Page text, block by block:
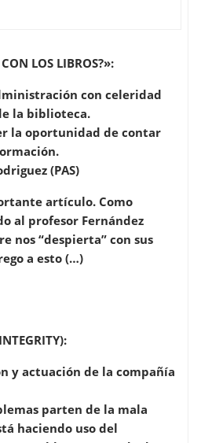
LOS LIBROS?»:
con celeridad
la biblioteca.
la oportunidad de contar
(PAS)
artículo. Como
al profesor Fernández
nos “despierta” con sus
a esto (…)
y actuación de la compañía
parten de la mala
haciendo uso del